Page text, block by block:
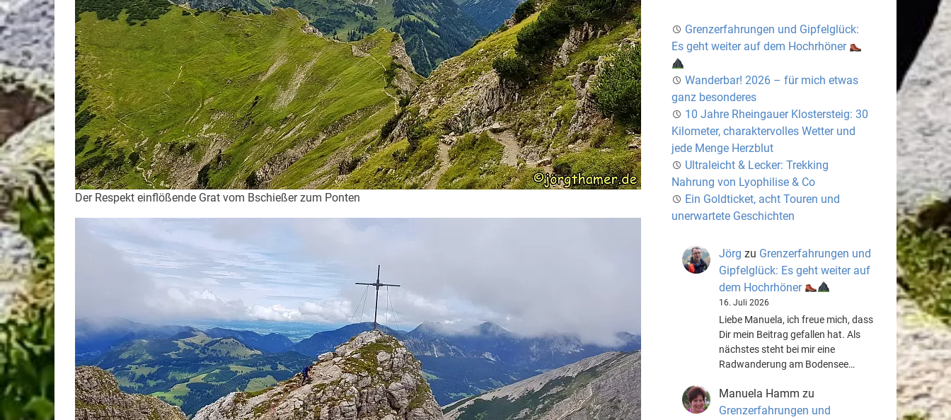
Der Respekt einflößende Grat vom Bschießer zum Ponten
Grenzerfahrungen und Gipfelglück:
Es geht weiter auf dem Hochrhöner
Wanderbar! 2026 – für mich etwas
ganz besonderes
10 Jahre Rheingauer Klostersteig: 30
Kilometer, charaktervolles Wetter und
jede Menge Herzblut
Ultraleicht & Lecker: Trekking
Nahrung von Lyophilise & Co
Ein Goldticket, acht Touren und
unerwartete Geschichten
Jörg zu Grenzerfahrungen und
Gipfelglück: Es geht weiter auf
dem Hochrhöner
16. Juli 2026
Liebe Manuela, ich freue mich, dass
Dir mein Beitrag gefallen hat. Als
nächstes steht bei mir eine
Radwanderung am Bodensee…
Manuela Hamm zu
Grenzerfahrungen und